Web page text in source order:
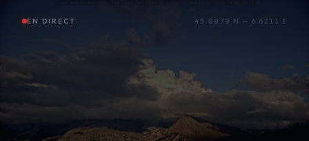
EN DIRECT 45.8878 N — 6.6211 E